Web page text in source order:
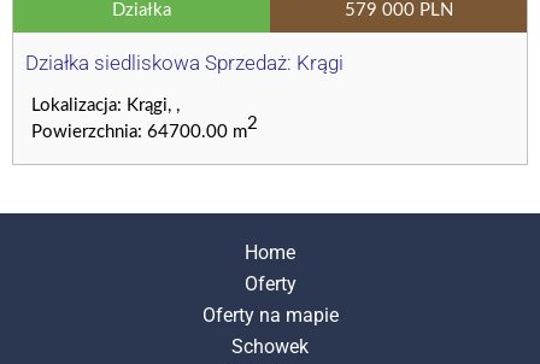
Działka 579 000 PLN
Działka siedliskowa Sprzedaż: Krągi
Lokalizacja: Krągi, ,
Powierzchnia: 64700.00 m2
Home
Oferty
Oferty na mapie
Schowek